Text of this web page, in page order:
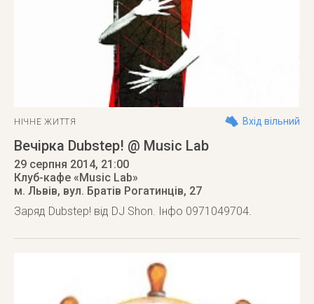
НІЧНЕ ЖИТТЯ Вхід вільний
Вечірка Dubstep! @ Music Lab
29 серпня 2014, 21:00
Клуб-кафе «Music Lab»
м. Львів, вул. Братів Рогатинців, 27
Заряд Dubstep! від DJ Shon. Інфо 0971049704.